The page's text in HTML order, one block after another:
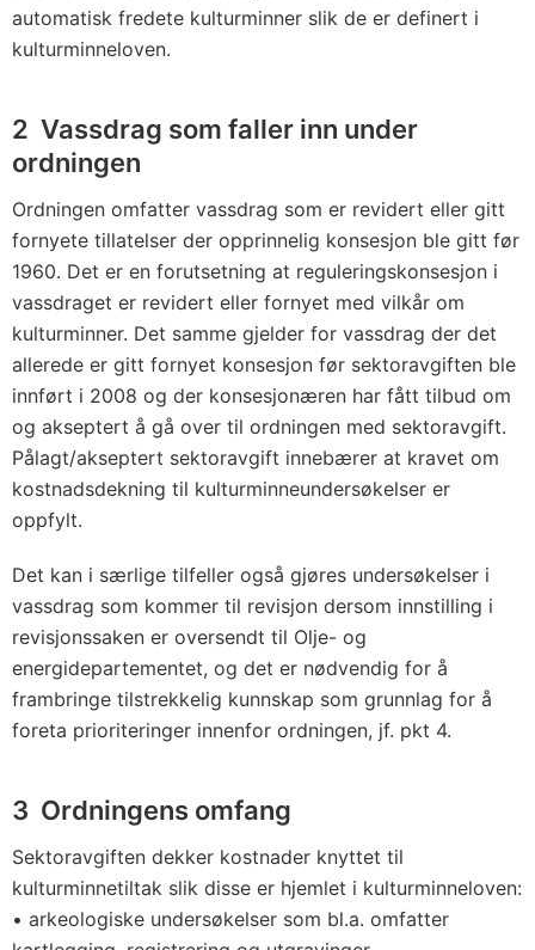
automatisk fredete kulturminner slik de er definert i
kulturminneloven.
2 Vassdrag som faller inn under
ordningen
Ordningen omfatter vassdrag som er revidert eller gitt
fornyete tillatelser der opprinnelig konsesjon ble gitt før
1960. Det er en forutsetning at reguleringskonsesjon i
vassdraget er revidert eller fornyet med vilkår om
kulturminner. Det samme gjelder for vassdrag der det
allerede er gitt fornyet konsesjon før sektoravgiften ble
innført i 2008 og der konsesjonæren har fått tilbud om
og akseptert å gå over til ordningen med sektoravgift.
Pålagt/akseptert sektoravgift innebærer at kravet om
kostnadsdekning til kulturminneundersøkelser er
oppfylt.
Det kan i særlige tilfeller også gjøres undersøkelser i
vassdrag som kommer til revisjon dersom innstilling i
revisjonssaken er oversendt til Olje- og
energidepartementet, og det er nødvendig for å
frambringe tilstrekkelig kunnskap som grunnlag for å
foreta prioriteringer innenfor ordningen, jf. pkt 4.
3 Ordningens omfang
Sektoravgiften dekker kostnader knyttet til
kulturminnetiltak slik disse er hjemlet i kulturminneloven:
• arkeologiske undersøkelser som bl.a. omfatter